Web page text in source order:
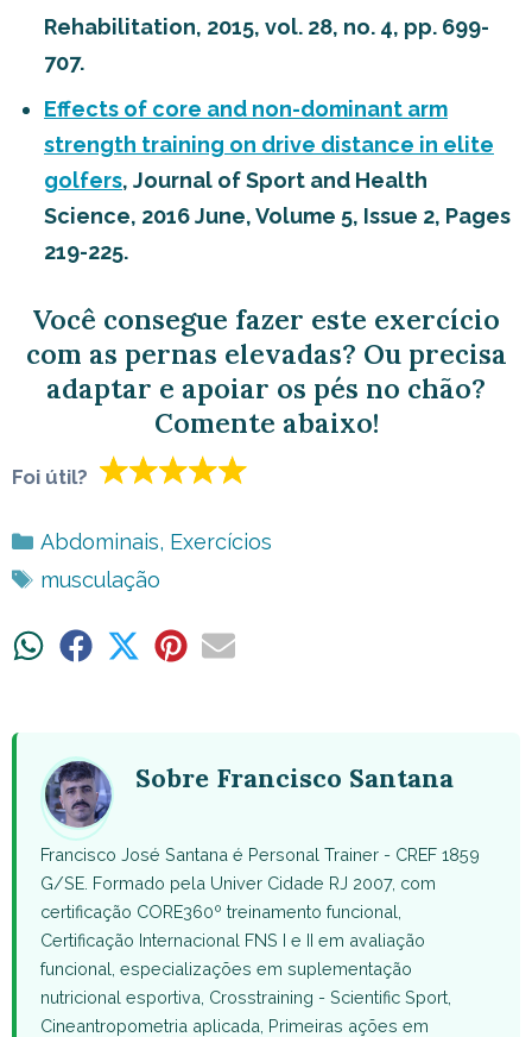
Rehabilitation, 2015, vol. 28, no. 4, pp. 699-
707.
Effects of core and non-dominant arm
strength training on drive distance in elite
golfers, Journal of Sport and Health
Science, 2016 June, Volume 5, Issue 2, Pages
219-225.
Você consegue fazer este exercício
com as pernas elevadas? Ou precisa
adaptar e apoiar os pés no chão?
Comente abaixo!
Foi útil?
Categorias
Abdominais, Exercícios
Tags
musculação
ShareShare ShareShareShare
Sobre Francisco Santana
Francisco José Santana é Personal Trainer - CREF 1859
G/SE. Formado pela Univer Cidade RJ 2007, com
certificação CORE360º treinamento funcional,
Certificação Internacional FNS I e II em avaliação
funcional, especializações em suplementação
nutricional esportiva, Crosstraining - Scientific Sport,
Cineantropometria aplicada, Primeiras ações em